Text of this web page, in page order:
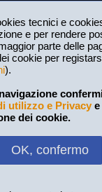
tecnici e
e per rendere
parte delle
cookie per
).
utilizzo e Privacy
dei cookie.
OK, confermo